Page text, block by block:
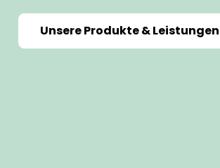
Unsere Produkte & Leistungen